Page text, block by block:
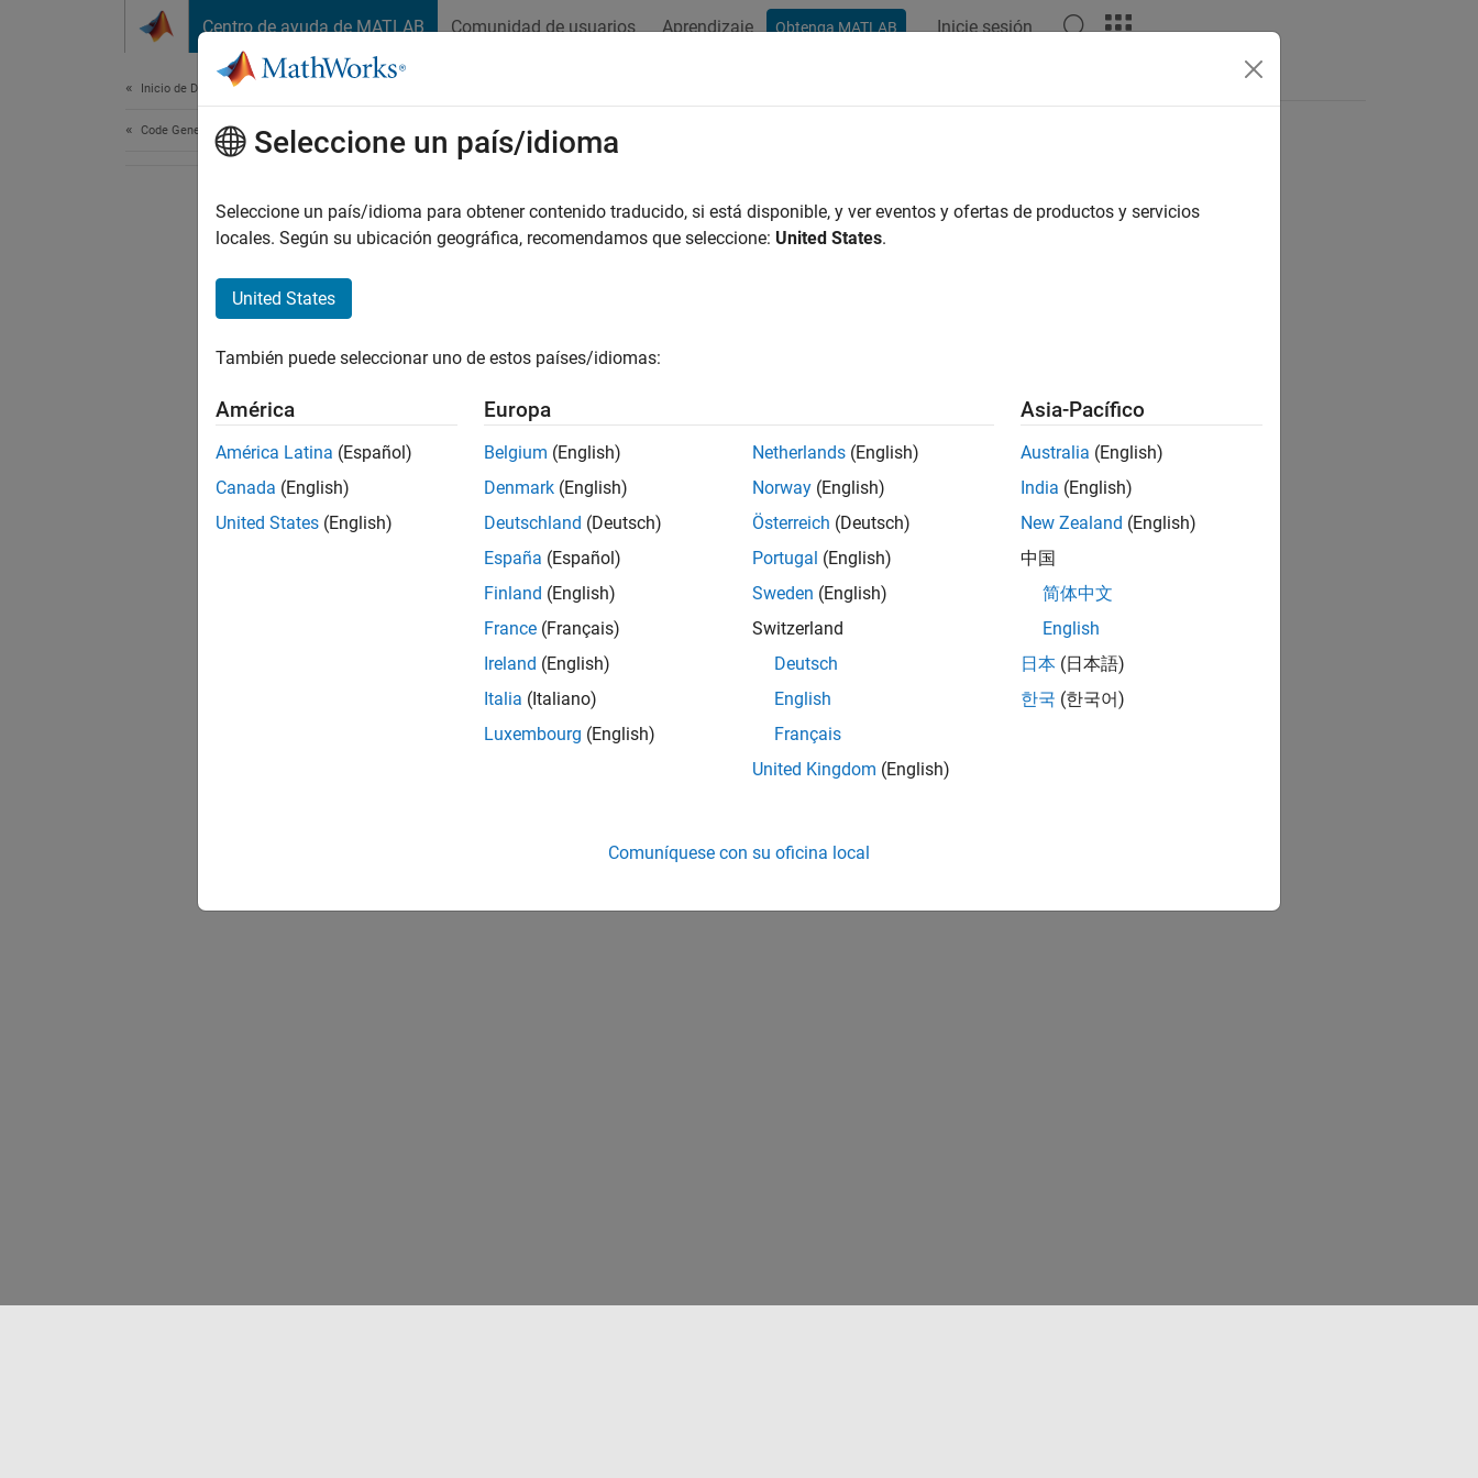
Centro de ayuda de MATLAB Comunidad de usuarios Aprendizaje Obtenga MATLAB Inicie sesión
Inicio de Documentación
Code Generation
How useful was this information?
Seleccione un país/idioma
Seleccione un país/idioma para obtener contenido traducido, si está disponible, y ver eventos y ofertas de productos y servicios
locales. Según su ubicación geográfica, recomendamos que seleccione: United States.
United States
También puede seleccionar uno de estos países/idiomas:
América
América Latina (Español)
Canada (English)
United States (English)
Europa
Belgium (English)
Denmark (English)
Deutschland (Deutsch)
España (Español)
Finland (English)
France (Français)
Ireland (English)
Italia (Italiano)
Luxembourg (English)
Netherlands (English)
Norway (English)
Österreich (Deutsch)
Portugal (English)
Sweden (English)
Switzerland
Deutsch
English
Français
United Kingdom (English)
Asia-Pacífico
Australia (English)
India (English)
New Zealand (English)
中国
简体中文
English
日本 (日本語)
한국 (한국어)
Comuníquese con su oficina local